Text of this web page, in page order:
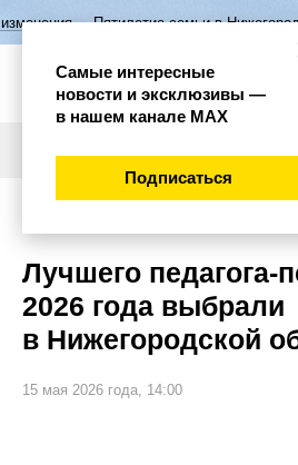
семьи в Нижегородской области
Лучшего педагога-
2026 года выбрали
в Нижегородской
15 мая 2026 года, 14:00
Самые интересные
новости и эксклюзивы —
в нашем канале МАХ
Подписаться